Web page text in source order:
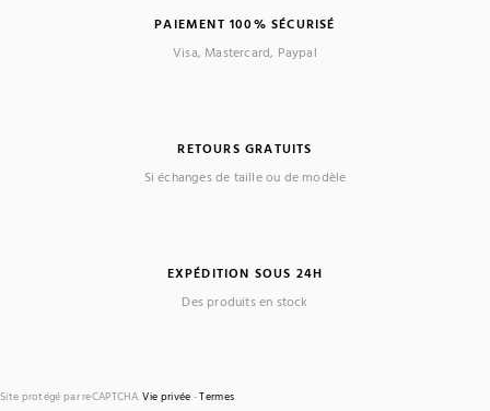
PAIEMENT 100% SÉCURISÉ
Visa, Mastercard, Paypal
RETOURS GRATUITS
Si échanges de taille ou de modèle
EXPÉDITION SOUS 24H
Des produits en stock
Site protégé par reCAPTCHA.Vie privée -Termes